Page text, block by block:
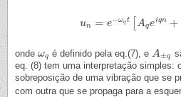
un = e−ωqt [Aqeiqn +
un= e− ωqt[A eiqn+A− qe
onde ωq
ωq é definido pela eq.(7), e A±q
A±q
eq. (8) tem uma interpretação simples:
sobreposição de uma vibração que se
com outra que se propaga para a